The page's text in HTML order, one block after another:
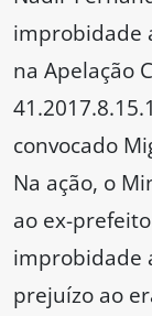
improbidade
na Apelação
convocado
Na ação, o
ao ex-
improbidade
prejuízo ao